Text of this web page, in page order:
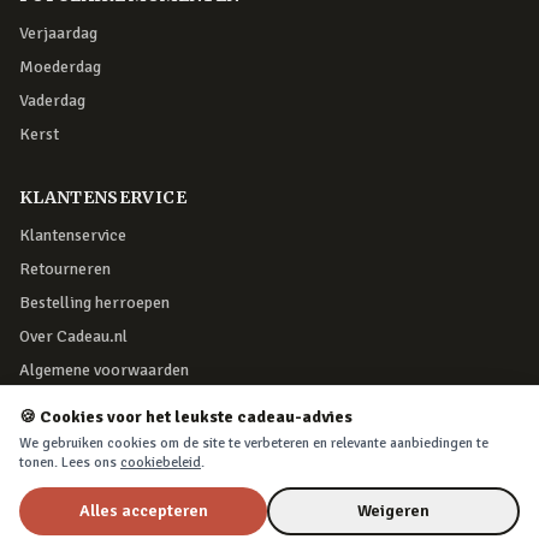
Verjaardag
Moederdag
Vaderdag
Kerst
KLANTENSERVICE
Klantenservice
Retourneren
Bestelling herroepen
Over Cadeau.nl
Algemene voorwaarden
Privacy & cookies
VEILIG BETALEN
🍪 Cookies voor het leukste cadeau-advies
We gebruiken cookies om de site te verbeteren en relevante aanbiedingen te
tonen. Lees ons cookiebeleid.
Alles accepteren Weigeren